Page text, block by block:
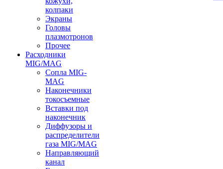
колпаки
Экраны
Головы
плазмотронов
Прочее
Расходники
MIG/MAG
Сопла MIG-
MAG
Наконечники
токосъемные
Вставки под
наконечник
Диффузоры и
распределители
газа MIG/MAG
Направляющий
канал